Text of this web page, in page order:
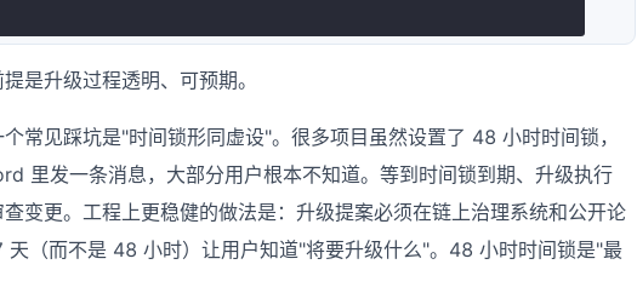
是升级过程透明、可预期。
常见踩坑是"时间锁形同虚设"。很多项目虽然设置了 48 小时时间锁，
里发一条消息，大部分用户根本不知道。等到时间锁到期、升级执行
变更。工程上更稳健的做法是：升级提案必须在链上治理系统和公开论
天（而不是 48 小时）让用户知道"将要升级什么"。48 小时时间锁是"最